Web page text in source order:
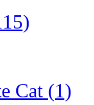
Cat (1)